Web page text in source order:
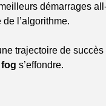
démarrages
l’algorithme.
trajectoire de
s’effondre.